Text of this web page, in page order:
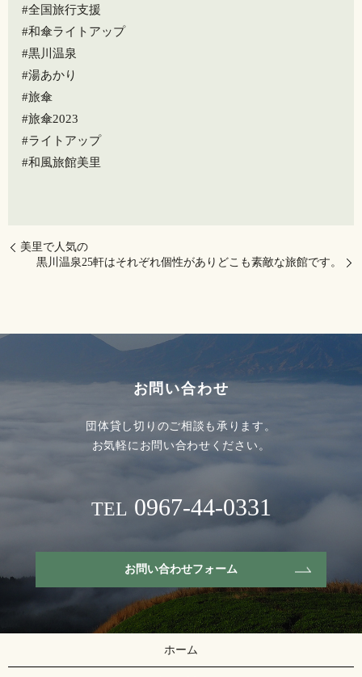
#全国旅行支援
#和傘ライトアップ
#黒川温泉
#湯あかり
#旅傘
#旅傘2023
#ライトアップ
#和風旅館美里
美里で人気の
黒川温泉25軒はそれぞれ個性がありどこも素敵な旅館です。
お問い合わせ
団体貸し切りのご相談も承ります。
お気軽にお問い合わせください。
TEL 0967-44-0331
お問い合わせフォーム
ホーム